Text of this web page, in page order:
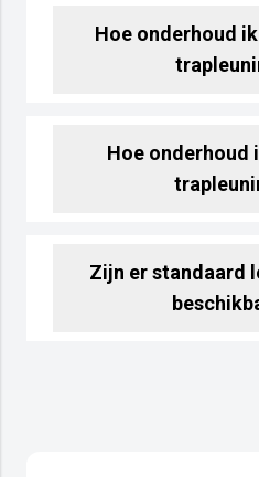
Hoe onderhoud
Hoe onderhoud
Zijn er standaard